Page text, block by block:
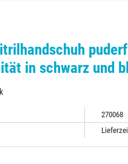
in schwarz und
270068